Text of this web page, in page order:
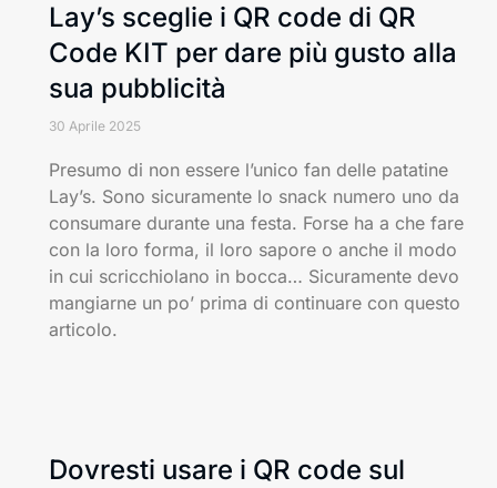
Lay’s sceglie i QR code di QR
Code KIT per dare più gusto alla
sua pubblicità
30 Aprile 2025
Presumo di non essere l’unico fan delle patatine
Lay’s. Sono sicuramente lo snack numero uno da
consumare durante una festa. Forse ha a che fare
con la loro forma, il loro sapore o anche il modo
in cui scricchiolano in bocca… Sicuramente devo
mangiarne un po’ prima di continuare con questo
articolo.
Dovresti usare i QR code sul